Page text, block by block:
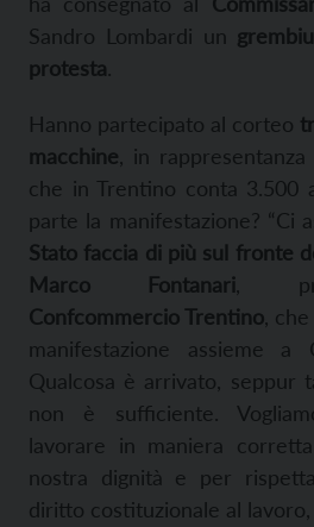
Sandro Lombardi un
protesta.
Hanno partecipato al corteo
macchine , in
che in Trentino conta 3.500
parte la manifestazione? “Ci
Stato faccia di più sul fronte
Marco Fontanari ,
Confcommercio Trentino che
manifestazione assieme a
Qualcosa è arrivato, seppur
non è sufficiente.
lavorare in maniera
nostra dignità e per
diritto costituzionale al